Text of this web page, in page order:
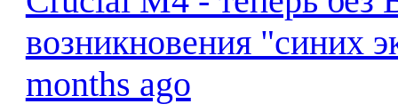
возникновения "синих
months ago